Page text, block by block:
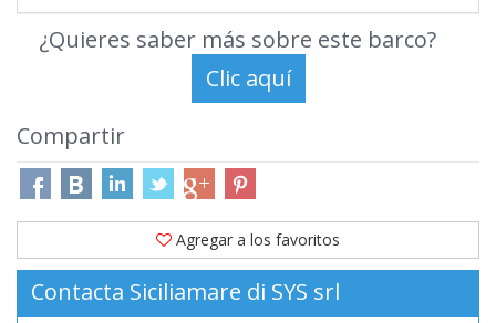
¿Quieres saber más sobre este barco?
Compartir
Agregar a los favoritos
Contacta Siciliamare di SYS srl